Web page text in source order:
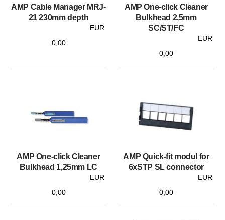
AMP Cable Manager MRJ-
21 230mm depth
EUR
0,00
AMP One-click Cleaner
Bulkhead 2,5mm
SC/ST/FC
EUR
0,00
AMP One-click Cleaner
Bulkhead 1,25mm LC
EUR
0,00
AMP Quick-fit modul for
6xSTP SL connector
EUR
0,00